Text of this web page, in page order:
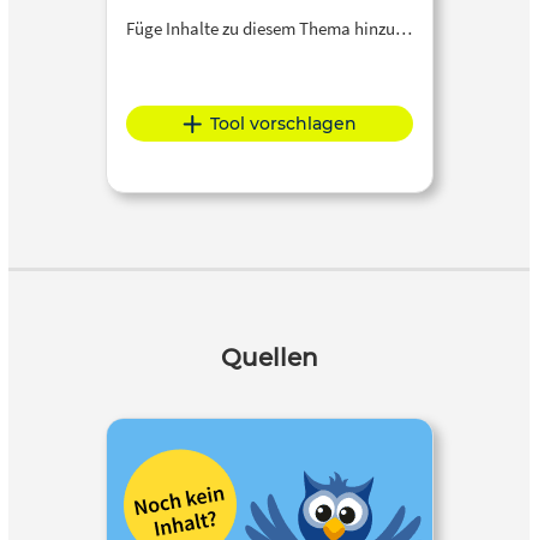
Füge Inhalte zu diesem Thema hinzu…
Tool vorschlagen
Quellen